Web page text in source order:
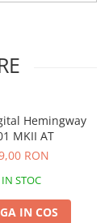
Hemingway
MKII AT
RON
IN STOC
IN COS